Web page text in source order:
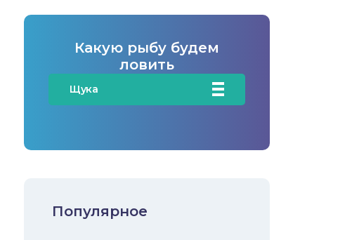
Какую рыбу будем
ловить
Щука
Карп/Сазан
Судак
Популярное